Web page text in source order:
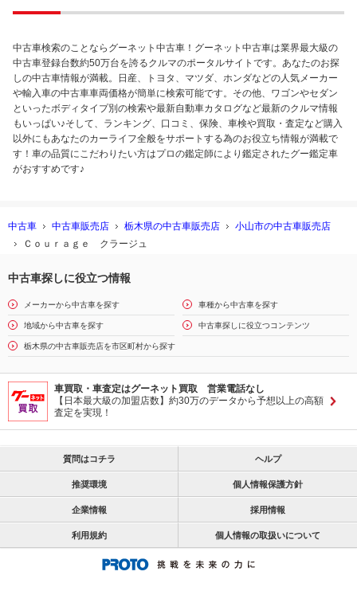
中古車検索のことならグーネット中古車！グーネット中古車は業界最大級の
中古車登録台数約50万台を誇るクルマのポータルサイトです。あなたのお探
しの中古車情報が満載。日産、トヨタ、マツダ、ホンダなどの人気メーカー
や輸入車の中古車車両価格が簡単に検索可能です。その他、ワゴンやセダン
といったボディタイプ別の検索や最新自動車カタログなど最新のクルマ情報
もいっぱい♪そして、ランキング、口コミ、保険、車検や買取・査定など購入
以外にもあなたのカーライフ全般をサポートする為のお役立ち情報が満載で
す！車の品質にこだわりたい方はプロの鑑定師により鑑定されたグー鑑定車
がおすすめです♪
中古車 中古車販売店 栃木県の中古車販売店
小山市の中古車販売店
Ｃｏｕｒａｇｅ クラージュ
中古車探しに役立つ情報
メーカーから中古車を探す 車種から中古車を探す
地域から中古車を探す 中古車探しに役立つコンテンツ
栃木県の中古車販売店を市区町村から探す
車買取・車査定はグーネット買取 営業電話なし
【日本最大級の加盟店数】約30万のデータから予想以上の高額
査定を実現！
質問はコチラ ヘルプ
推奨環境 個人情報保護方針
企業情報 採用情報
利用規約 個人情報の取扱いについて